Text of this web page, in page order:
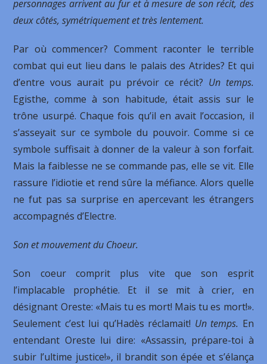
personnages arrivent au fur et à mesure de son récit, des
deux côtés, symétriquement et très lentement.
Par où commencer? Comment raconter le terrible
combat qui eut lieu dans le palais des Atrides? Et qui
d’entre vous aurait pu prévoir ce récit? Un temps.
Egisthe, comme à son habitude, était assis sur le
trône usurpé. Chaque fois qu’il en avait l’occasion, il
s’asseyait sur ce symbole du pouvoir. Comme si ce
symbole suffisait à donner de la valeur à son forfait.
Mais la faiblesse ne se commande pas, elle se vit. Elle
rassure l’idiotie et rend sûre la méfiance. Alors quelle
ne fut pas sa surprise en apercevant les étrangers
accompagnés d’Electre.
Son et mouvement du Choeur.
Son coeur comprit plus vite que son esprit
l’implacable prophétie. Et il se mit à crier, en
désignant Oreste: «Mais tu es mort! Mais tu es mort!».
Seulement c’est lui qu’Hadès réclamait! Un temps. En
entendant Oreste lui dire: «Assassin, prépare-toi à
subir l’ultime justice!», il brandit son épée et s’élança